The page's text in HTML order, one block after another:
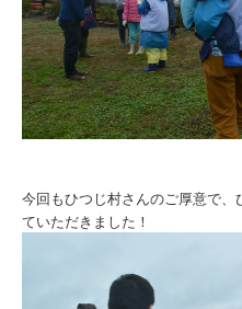
今回もひつじ村さんのご厚意で
ていただきました！